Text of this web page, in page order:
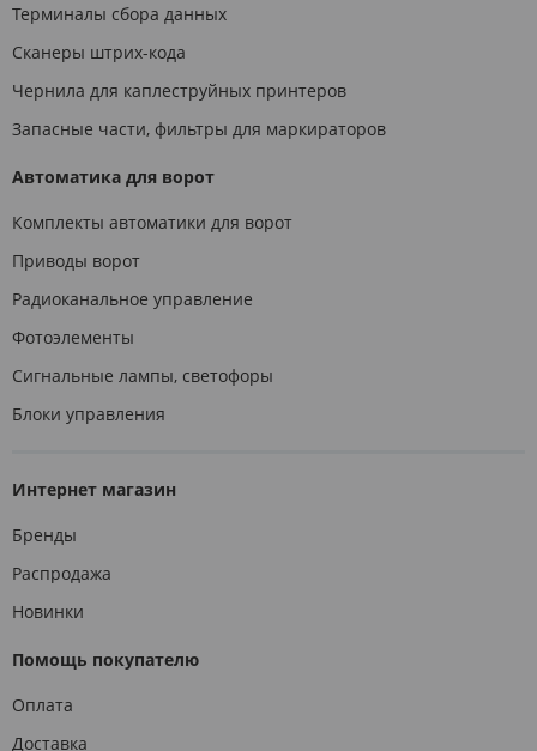
Терминалы сбора данных
Сканеры штрих-кода
Чернила для каплеструйных принтеров
Запасные части, фильтры для маркираторов
Автоматика для ворот
Комплекты автоматики для ворот
Приводы ворот
Радиоканальное управление
Фотоэлементы
Сигнальные лампы, светофоры
Блоки управления
Интернет магазин
Бренды
Распродажа
Новинки
Помощь покупателю
Оплата
Доставка